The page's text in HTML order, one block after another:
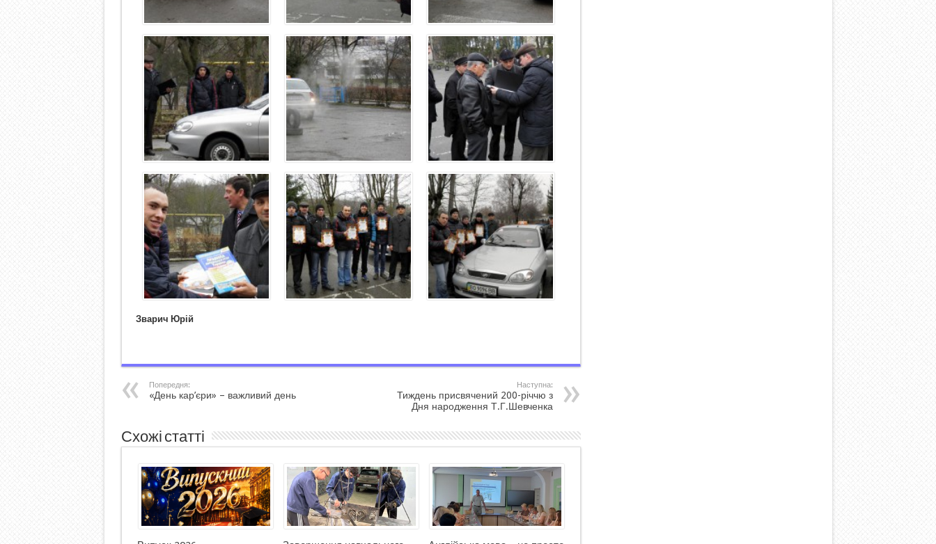
Зварич Юрій
Попередня:
«День кар’єри» – важливий день
Наступна:
Тиждень присвячений 200-річчю з
Дня народження Т.Г.Шевченка
Схожі статті